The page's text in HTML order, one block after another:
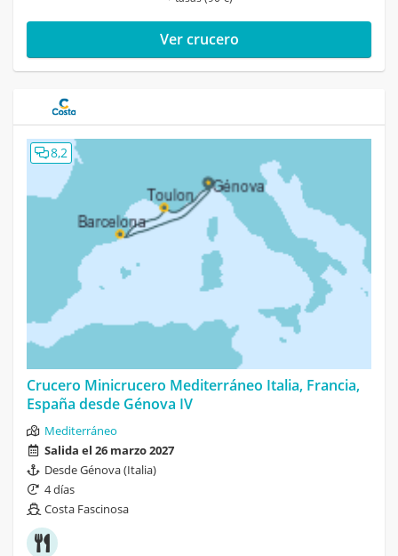
Ver crucero
8,2
Crucero Minicrucero Mediterráneo Italia, Francia,
España desde Génova IV
Mediterráneo
Salida el 26 marzo 2027
Desde Génova (Italia)
4 días
Costa Fascinosa